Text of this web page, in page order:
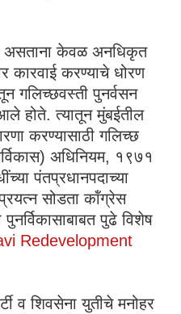
असताना केवळ अनधिकृत
कारवाई करण्याचे धोरण
गलिच्छवस्ती पुनर्वसन
होते. त्यातून मुंबईतील
करण्यासाठी गलिच्छ
अधिनियम, १९७१
पंतप्रधानपदाच्या
सोडता कॉंग्रेस
पुनर्विकासाबाबत पुढे विशेष
Redevelopment
व शिवसेना युतीचे मनोहर